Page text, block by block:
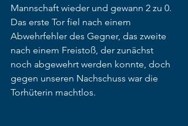
Mannschaft wieder und gewann 2 zu 0.
Das erste Tor fiel nach einem
Abwehrfehler des Gegner, das zweite
nach einem Freistoß, der zunächst
noch abgewehrt werden konnte, doch
gegen unseren Nachschuss war die
Torhüterin machtlos.